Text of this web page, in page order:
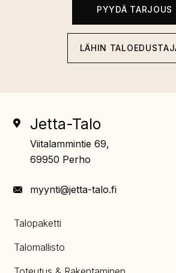
PYYDÄ TARJOUS
LÄHIN
Jetta-Talo
Viitalammintie 69,
69950 Perho
myynti@jetta-talo.fi
Talopaketti
Talomallisto